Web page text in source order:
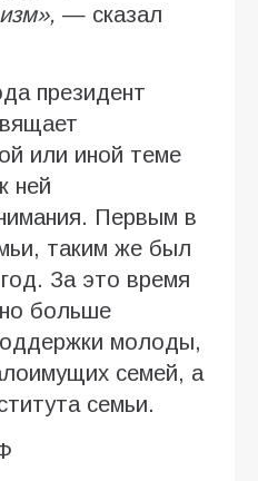
— сказал
президент
или иной теме
ней
Первым в
таким же был
За это время
больше
молоды,
семей, а
семьи.